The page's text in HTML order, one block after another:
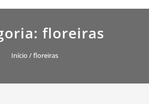
floreiras
Início/ floreiras